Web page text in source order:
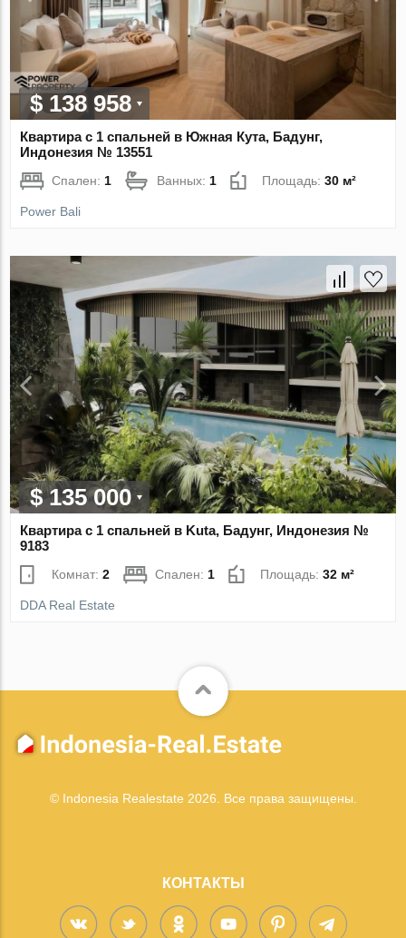
$ 138 958
Квартира с 1 спальней в Южная Кута, Бадунг,
Индонезия № 13551
Спален: 1 Ванных: 1 Площадь:30 м²
Power Bali
$ 135 000
Квартира с 1 спальней в Kuta, Бадунг, Индонезия №
9183
Комнат:2 Спален: 1 Площадь:32 м²
DDA Real Estate
© Indonesia Realestate 2026. Все права защищены.
КОНТАКТЫ